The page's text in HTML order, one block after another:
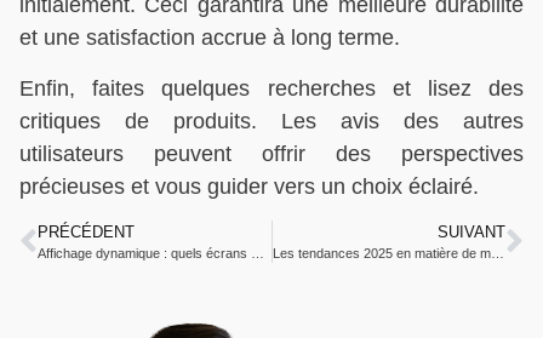
initialement. Ceci garantira une meilleure durabilité
et une satisfaction accrue à long terme.
Enfin, faites quelques recherches et lisez des
critiques de produits. Les avis des autres
utilisateurs peuvent offrir des perspectives
précieuses et vous guider vers un choix éclairé.
PRÉCÉDENT SUIVANT
Les tendances 2025 en matière de matériel audiovisuel professionnel